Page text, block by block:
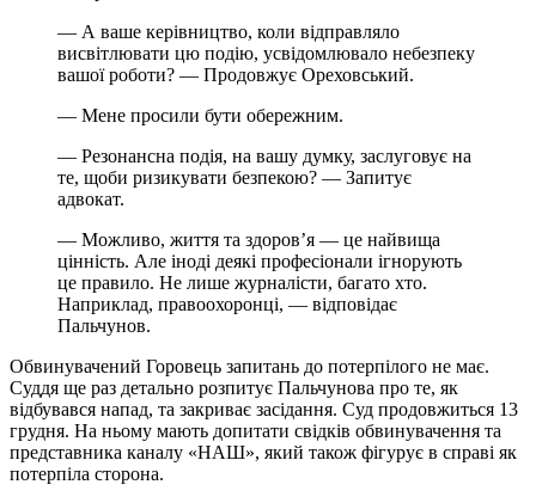
— А ваше керівництво, коли відправляло
висвітлювати цю подію, усвідомлювало небезпеку
вашої роботи? — Продовжує Ореховський.
— Мене просили бути обережним.
— Резонансна подія, на вашу думку, заслуговує на
те, щоби ризикувати безпекою? — Запитує
адвокат.
— Можливо, життя та здоров’я — це найвища
цінність. Але іноді деякі професіонали ігнорують
це правило. Не лише журналісти, багато хто.
Наприклад, правоохоронці, — відповідає
Пальчунов.
Обвинувачений Горовець запитань до потерпілого не має.
Суддя ще раз детально розпитує Пальчунова про те, як
відбувався напад, та закриває засідання. Суд продовжиться 13
грудня. На ньому мають допитати свідків обвинувачення та
представника каналу «НАШ», який також фігурує в справі як
потерпіла сторона.